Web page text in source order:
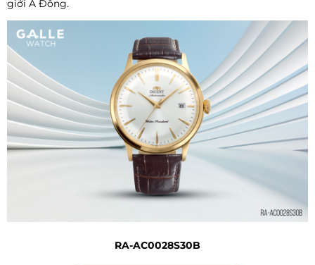
giới Á Đông.
RA-AC0028S30B